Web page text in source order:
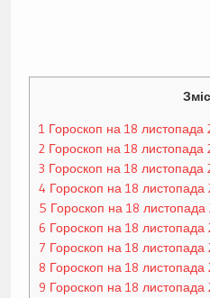
1 Гороскоп на 18 листопада
2Гороскоп на 18 листопада
3 Гороскоп на 18 листопада
4 Гороскоп на 18 листопада
5 Гороскоп на 18 листопада
6 Гороскоп на 18 листопада
7 Гороскоп на 18 листопада
8 Гороскоп на 18 листопада
9 Гороскоп на 18 листопада